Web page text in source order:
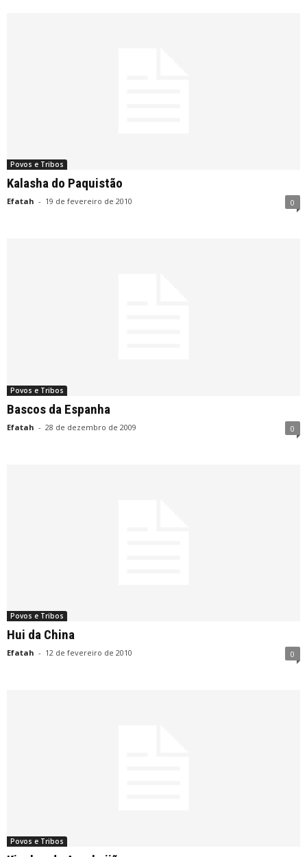
Povos e Tribos
Kalasha do Paquistão
Efatah - 19 de fevereiro de 2010 0
Povos e Tribos
Bascos da Espanha
Efatah - 28 de dezembro de 2009 0
Povos e Tribos
Hui da China
Efatah - 12 de fevereiro de 2010 0
Povos e Tribos